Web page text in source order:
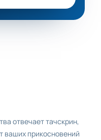
отвечает тачскрин,
ваших прикосновений